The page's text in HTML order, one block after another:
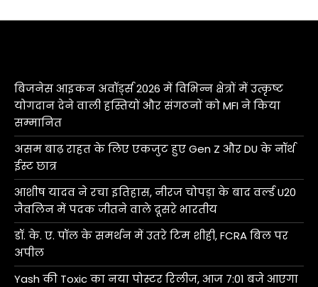
बिजनेस आइकन अवॉर्ड्स 2026 में विभिन्न क्षेत्रों में उत्कृष्ट
योगदान देने वाली हस्तियों और संगठनों को MFI ने किया
सम्मानित
असम बाढ़ राहत के लिए एकजुट हुए Gen Z और DU के नॉर्थ
ईस्ट छात्र
आशीष यादव ने रचा इतिहास, नीरज चोपड़ा के बाद वर्ल्ड U20
जैवलिन में पदक जीतने वाले दूसरे भारतीय
डॉ. के. ए. पॉल के समर्थन में उतरे टिम शीही, FCRA बिल पर
अपील
Yash की Toxic का नया पोस्टर रिलीज, आज 7:01 बजे आएगा